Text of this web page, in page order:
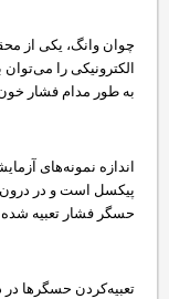
چوان وانگ، یکی از
الکترونیکی را می‌توان
به طور مدام فشار خون
پیکسل است و در درون
حسگر فشار تعبیه شده
تعبیه‌کردن حسگرها در